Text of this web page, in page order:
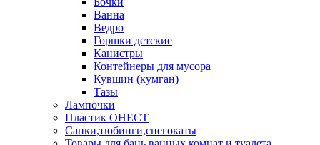
Ванна
Ведро
Горшки детские
Канистры
Контейнеры для мусора
Кувшин (кумган)
Тазы
Лампочки
Пластик ОНЕСТ
Санки,тюбинги,снегокаты